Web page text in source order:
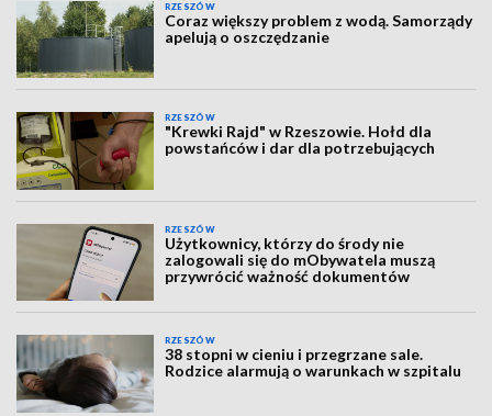
RZESZÓW
Coraz większy problem z wodą. Samorządy
apelują o oszczędzanie
RZESZÓW
"Krewki Rajd" w Rzeszowie. Hołd dla
powstańców i dar dla potrzebujących
RZESZÓW
Użytkownicy, którzy do środy nie
zalogowali się do mObywatela muszą
przywrócić ważność dokumentów
RZESZÓW
38 stopni w cieniu i przegrzane sale.
Rodzice alarmują o warunkach w szpitalu